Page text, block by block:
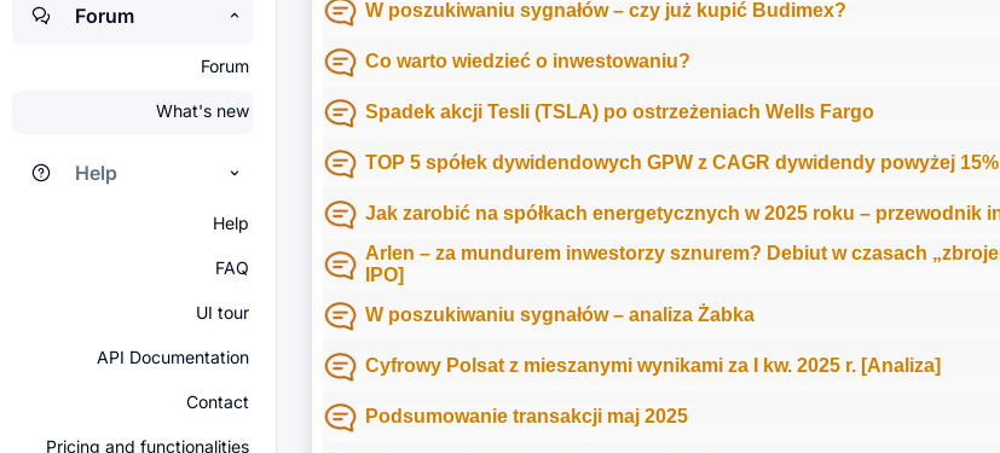
Forum
Forum
What's new
Help
Help
FAQ
UI tour
API Documentation
Contact
Pricing and functionalities
W poszukiwaniu sygnałów – czy już kupić Budimex?
Co warto wiedzieć o inwestowaniu?
Spadek akcji Tesli (TSLA) po ostrzeżeniach Wells Fargo
TOP 5 spółek dywidendowych GPW z CAGR dywidendy powyżej 15%
Jak zarobić na spółkach energetycznych w 2025 roku – przewodnik
Arlen – za mundurem inwestorzy sznurem? Debiut w czasach
IPO]
W poszukiwaniu sygnałów – analiza Żabka
Cyfrowy Polsat z mieszanymi wynikami za I kw. 2025 r. [Analiza]
Podsumowanie transakcji maj 2025